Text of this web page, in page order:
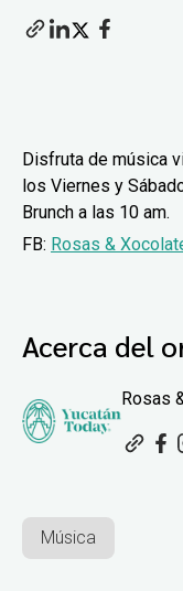
Disfruta de música
los Viernes y
Brunch a las 10 am.
FB: Rosas &
Acerca del
Rosas
Música